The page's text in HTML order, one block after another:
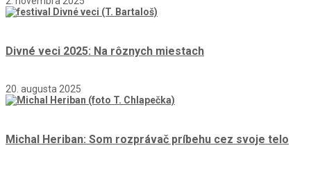
Divné veci 2025: Na rôznych miestach
20. augusta 2025
Michal Heriban: Som rozprávač príbehu cez svoje telo